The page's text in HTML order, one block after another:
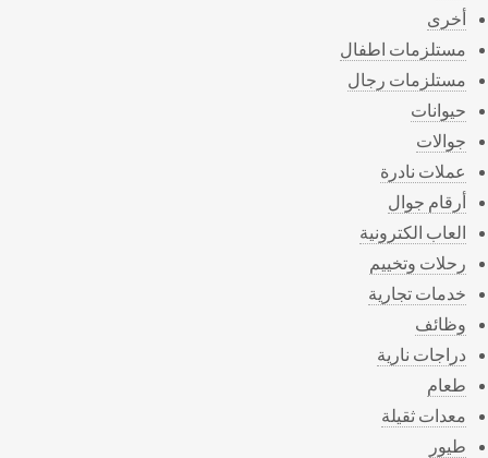
أخرى
مستلزمات اطفال
مستلزمات رجال
حيوانات
جوالات
عملات نادرة
أرقام جوال
العاب الكترونية
رحلات وتخييم
خدمات تجارية
وظائف
دراجات نارية
طعام
معدات ثقيلة
طيور